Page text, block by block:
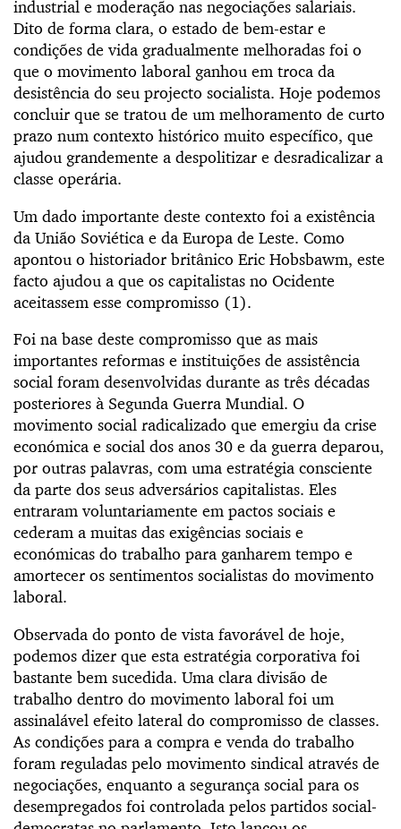
industrial e moderação nas negociações salariais.
Dito de forma clara, o estado de bem-estar e
condições de vida gradualmente melhoradas foi o
que o movimento laboral ganhou em troca da
desistência do seu projecto socialista. Hoje podemos
concluir que se tratou de um melhoramento de curto
prazo num contexto histórico muito específico, que
ajudou grandemente a despolitizar e desradicalizar a
classe operária.
Um dado importante deste contexto foi a existência
da União Soviética e da Europa de Leste. Como
apontou o historiador britânico Eric Hobsbawm, este
facto ajudou a que os capitalistas no Ocidente
aceitassem esse compromisso (1).
Foi na base deste compromisso que as mais
importantes reformas e instituições de assistência
social foram desenvolvidas durante as três décadas
posteriores à Segunda Guerra Mundial. O
movimento social radicalizado que emergiu da crise
económica e social dos anos 30 e da guerra deparou,
por outras palavras, com uma estratégia consciente
da parte dos seus adversários capitalistas. Eles
entraram voluntariamente em pactos sociais e
cederam a muitas das exigências sociais e
económicas do trabalho para ganharem tempo e
amortecer os sentimentos socialistas do movimento
laboral.
Observada do ponto de vista favorável de hoje,
podemos dizer que esta estratégia corporativa foi
bastante bem sucedida. Uma clara divisão de
trabalho dentro do movimento laboral foi um
assinalável efeito lateral do compromisso de classes.
As condições para a compra e venda do trabalho
foram reguladas pelo movimento sindical através de
negociações, enquanto a segurança social para os
desempregados foi controlada pelos partidos social-